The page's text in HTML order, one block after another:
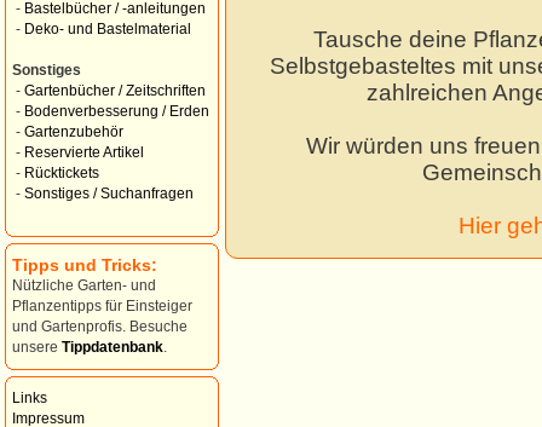
- Bastelbücher / -anleitungen
- Deko- und Bastelmaterial
Sonstiges
- Gartenbücher / Zeitschriften
- Bodenverbesserung / Erden
- Gartenzubehör
- Reservierte Artikel
- Rücktickets
- Sonstiges / Suchanfragen
Tipps und Tricks:
Nützliche Garten- und
Pflanzentipps für Einsteiger
und Gartenprofis. Besuche
unsere Tippdatenbank
Links
Impressum
Tausche deine
Selbstgebasteltes mit
zahlreichen
Wir würden uns
Hier